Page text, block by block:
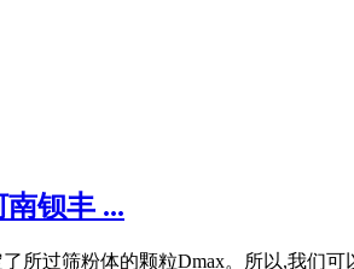
钡丰 ...
过筛粉体的颗粒Dmax。所以,我们